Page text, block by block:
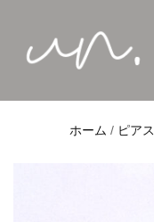
ホーム / ピアス